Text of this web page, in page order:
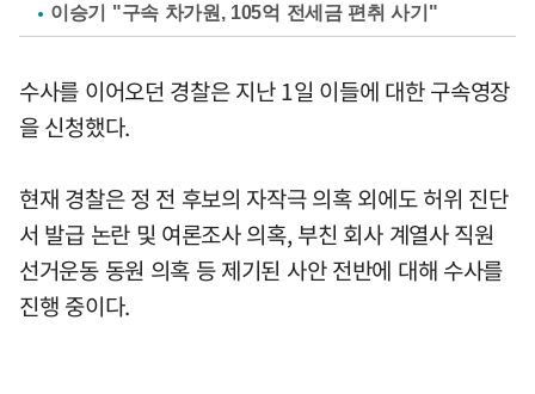
이승기 "구속 차가원, 105억 전세금 편취 사기"
수사를 이어오던 경찰은 지난 1일 이들에 대한 구속영장
을 신청했다.
현재 경찰은 정 전 후보의 자작극 의혹 외에도 허위 진단
서 발급 논란 및 여론조사 의혹, 부친 회사 계열사 직원
선거운동 동원 의혹 등 제기된 사안 전반에 대해 수사를
진행 중이다.